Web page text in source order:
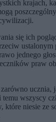
krajach,
się ich
jednego
praw
wszyscy
niesie ze